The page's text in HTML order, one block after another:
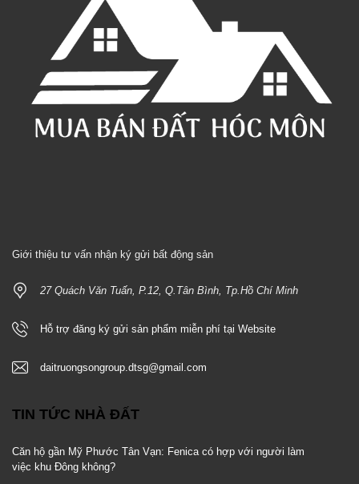
Giới thiệu tư vấn nhận ký gửi bất động sản
27 Quách Văn Tuấn, P.12, Q.Tân Bình, Tp.Hồ Chí Minh
Hỗ trợ đăng ký gửi sản phẩm miễn phí tại Website
daitruongsongroup.dtsg@gmail.com
TIN TỨC NHÀ ĐẤT
Căn hộ gần Mỹ Phước Tân Vạn: Fenica có hợp với người làm
việc khu Đông không?